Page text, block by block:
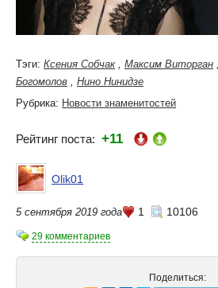
Тэги: Ксения Собчак, Максим Виторган
Богомолов
Нино Нинидзе
Рубрика: Новости знаменитостей
Рейтинг поста: +11
Olik01
5 сентября 2019 года 1 10106
29 комментариев
Поделиться: